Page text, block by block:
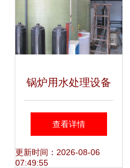
锅炉用水处理设备
的研发现状与展望
查看详情
更新时间：2026-08-06
07:49:55